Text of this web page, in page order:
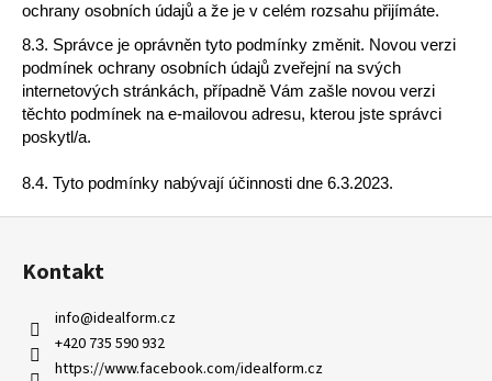
ochrany osobních údajů a že je v celém rozsahu přijímáte.
8.3. Správce je oprávněn tyto podmínky změnit. Novou verzi
podmínek ochrany osobních údajů zveřejní na svých
internetových stránkách, případně Vám zašle novou verzi
těchto podmínek na e-mailovou adresu, kterou jste správci
poskytl/a.
8.4. Tyto podmínky nabývají účinnosti dne 6.3.2023.
Z
Kontakt
info@idealform.cz
+420 735 590 932
https://www.facebook.com/idealform.cz